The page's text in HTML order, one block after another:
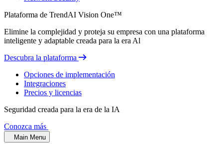
Plataforma de TrendAI Vision One™
Elimine la complejidad y proteja su empresa con una plataforma
inteligente y adaptable creada para la era Al
Descubra la plataforma
Opciones de implementación
Integraciones
Precios y licencias
Seguridad creada para la era de la IA
Conozca más
Main Menu